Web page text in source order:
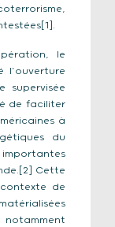
le
l’ouverture
supervisée
de faciliter
à
du
importantes
Cette
de